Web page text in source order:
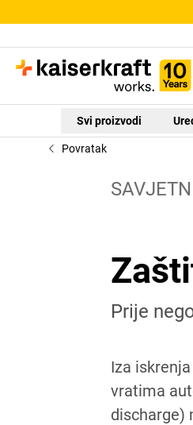
Svi proizvodi
Povratak
Prije
Iza
vratima
discharge)